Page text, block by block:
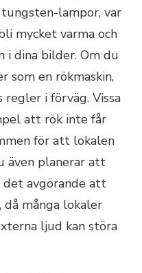
lampor, var
mycket varma och
i dina bilder. Om du
som en rökmaskin,
i förväg. Vissa
att rök inte får
för att lokalen
även planerar att
det avgörande att
då många lokaler
ljud kan störa